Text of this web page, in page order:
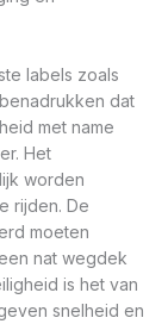
labels zoals
dat
met name
Het
worden
rijden. De
moeten
nat wegdek
is het van
snelheid en